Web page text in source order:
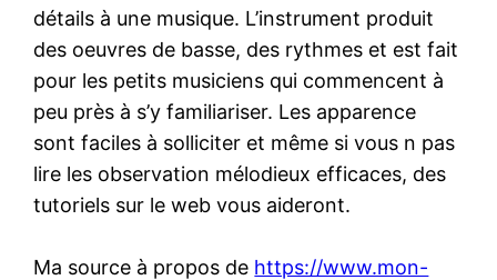
détails à une musique. L’instrument produit
des oeuvres de basse, des rythmes et est fait
pour les petits musiciens qui commencent à
peu près à s’y familiariser. Les apparence
sont faciles à solliciter et même si vous n pas
lire les observation mélodieux efficaces, des
tutoriels sur le web vous aideront.
Ma source à propos de https://www.mon-